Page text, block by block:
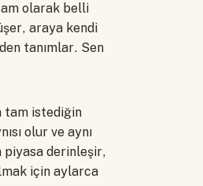
olarak belli
araya kendi
tanımlar. Sen
tam istediğin
olur ve aynı
piyasa derinleşir,
için aylarca